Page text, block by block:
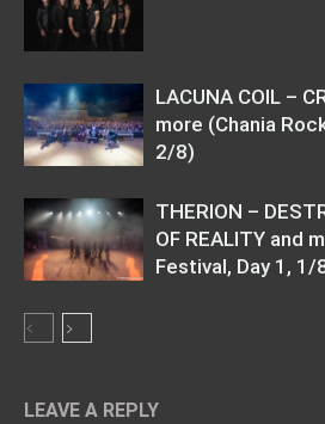
LACUNA COIL –
more (Chania
2/8)
THERION –
OF REALITY and
Festival, Day 1, 1/
LEAVE A REPLY